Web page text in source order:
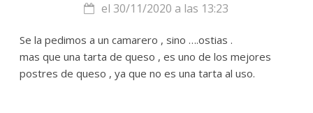
el 30/11/2020 a las 13:23
Se la pedimos a un camarero , sino ….ostias .
mas que una tarta de queso , es uno de los mejores
postres de queso , ya que no es una tarta al uso.